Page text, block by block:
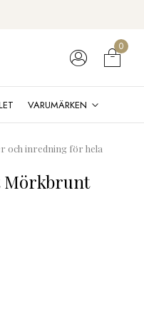
0
VARUMÄRKEN
och inredning för hela
Mörkbrunt